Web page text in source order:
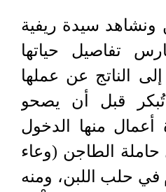
ونشاهد سيدة ريفية
تفاصيل حياتها
الناتج عن عملها
تُبكر قبل أن يصحو
أعمال منها الدخول
حاملة الطاجن (وعاء
حلب اللبن، ومنه